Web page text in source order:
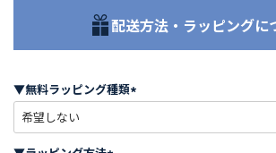
配送方法・ラッピングに
▼無料ラッピング種類
必